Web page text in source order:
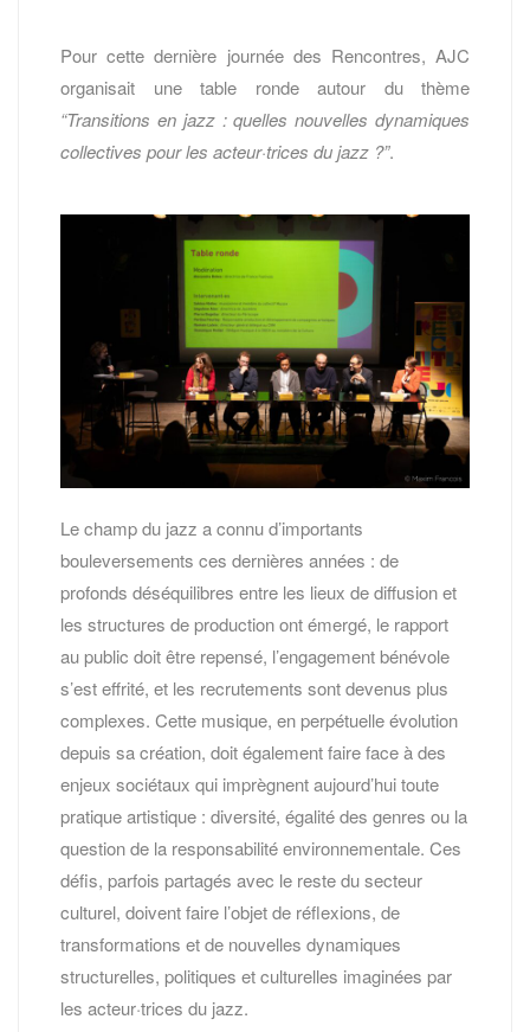
Pour cette dernière journée des Rencontres, AJC
organisait une table ronde autour du thème
“Transitions en jazz : quelles nouvelles dynamiques
collectives pour les acteur·trices du jazz ?”.
Le champ du jazz a connu d’importants
bouleversements ces dernières années : de
profonds déséquilibres entre les lieux de diffusion et
les structures de production ont émergé, le rapport
au public doit être repensé, l’engagement bénévole
s’est effrité, et les recrutements sont devenus plus
complexes. Cette musique, en perpétuelle évolution
depuis sa création, doit également faire face à des
enjeux sociétaux qui imprègnent aujourd’hui toute
pratique artistique : diversité, égalité des genres ou la
question de la responsabilité environnementale. Ces
défis, parfois partagés avec le reste du secteur
culturel, doivent faire l’objet de réflexions, de
transformations et de nouvelles dynamiques
structurelles, politiques et culturelles imaginées par
les acteur·trices du jazz.